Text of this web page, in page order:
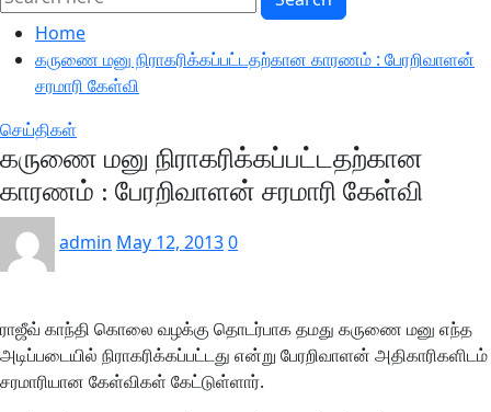
Home
கருணை மனு நிராகரிக்கப்பட்டதற்கான காரணம் : பேரறிவாளன்
சரமாரி கேள்வி
செய்திகள்
கருணை மனு நிராகரிக்கப்பட்டதற்கான
காரணம் : பேரறிவாளன் சரமாரி கேள்வி
admin May 12, 20130
ராஜீவ் காந்தி கொலை வழக்கு தொடர்பாக தமது கருணை மனு எந்த
அடிப்படையில் நிராகரிக்கப்பட்டது என்று பேரறிவாளன் அதிகாரிகளிடம்
சரமாரியான கேள்விகள் கேட்டுள்ளார்.